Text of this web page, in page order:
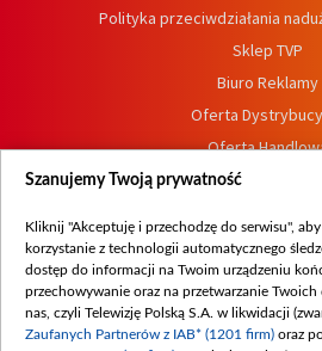
Polityka przeciwdziałania
Sklep TVP
Biuro Reklamy
Oferta
Oferta
Dostępność
Procedura zgłoszeń
Szanujemy Twoją prywatność
Kliknij "Akceptuję i przechodzę do serwisu",
korzystanie z technologii automatycznego
dostęp do informacji na Twoim urządzeniu
przechowywanie oraz na przetwarzanie
nas, czyli Telewizję Polską S.A. w likwidacji
Zaufanych Partnerów z IAB* (1201 firm) oraz